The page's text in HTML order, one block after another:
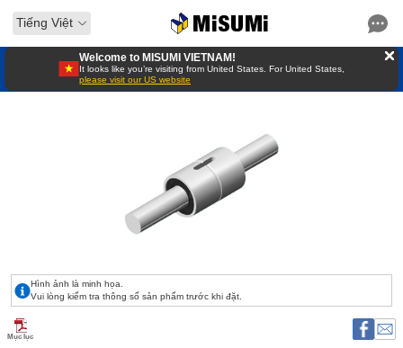
Tiếng Việt
Welcome to MISUMI VIETNAM!
It looks like you’re visiting from United States. For United States,
please visit our US website
Hình ảnh là minh họa.
Vui lòng kiểm tra thông số sản phẩm trước khi đặt.
Mục lục